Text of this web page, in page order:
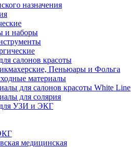
назначения
и наборы
салонов красоты
Пеньюары и Фольга
материалы
для салонов красоты White Line
для солярия
для УЗИ и ЭКГ
медицинская